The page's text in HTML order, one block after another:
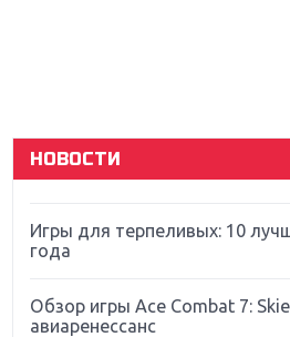
НОВОСТИ
Far Cry 5: хвалить нельзя
Игры для терпеливых: 10
года
Обзор игры Ace Combat 7:
авиаренессанс